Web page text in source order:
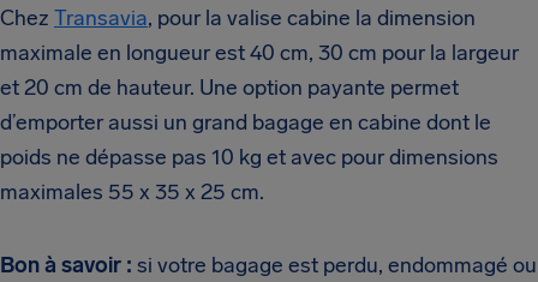
Chez Transavia, pour la valise cabine la dimension
maximale en longueur est 40 cm, 30 cm pour la largeur
et 20 cm de hauteur. Une option payante permet
d’emporter aussi un grand bagage en cabine dont le
poids ne dépasse pas 10 kg et avec pour dimensions
maximales 55 x 35 x 25 cm.
Bon à savoir : si votre bagage est perdu, endommagé ou